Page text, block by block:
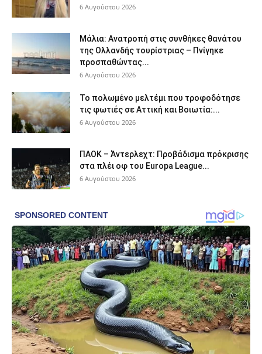
6 Αυγούστου 2026
Μάλια: Ανατροπή στις συνθήκες θανάτου
της Ολλανδής τουρίστριας – Πνίγηκε
προσπαθώντας...
6 Αυγούστου 2026
Το πολωμένο μελτέμι που τροφοδότησε
τις φωτιές σε Αττική και Βοιωτία:...
6 Αυγούστου 2026
ΠΑΟΚ – Άντερλεχτ: Προβάδισμα πρόκρισης
στα πλέι οφ του Europa League...
6 Αυγούστου 2026